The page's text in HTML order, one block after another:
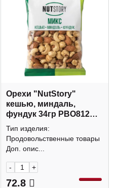
Орехи "NutStory"
кешью, миндаль,
фундук 34гр РВО812
КДВ
Тип изделия:
Продовольственные товары
Доп. опис...
- +
72.8